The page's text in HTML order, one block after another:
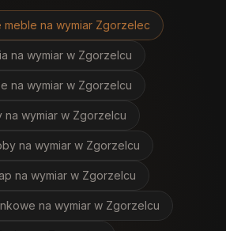
meble na wymiar Zgorzelec
na wymiar w Zgorzelcu
na wymiar w Zgorzelcu
na wymiar w Zgorzelcu
na wymiar w Zgorzelcu
na wymiar w Zgorzelcu
na wymiar w Zgorzelcu